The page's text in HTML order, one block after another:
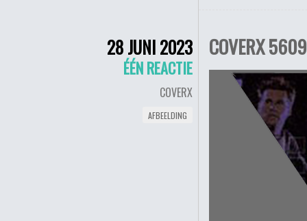
28 JUNI 2023
ÉÉN REACTIE
COVERX
AFBEELDING
COVERX